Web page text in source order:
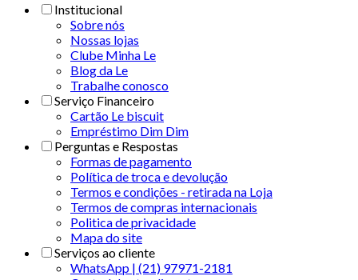
Institucional
Sobre nós
Nossas lojas
Clube Minha Le
Blog da Le
Trabalhe conosco
Serviço Financeiro
Cartão Le biscuit
Empréstimo Dim Dim
Perguntas e Respostas
Formas de pagamento
Política de troca e devolução
Termos e condições - retirada na Loja
Termos de compras internacionais
Politica de privacidade
Mapa do site
Serviços ao cliente
WhatsApp | (21) 97971-2181